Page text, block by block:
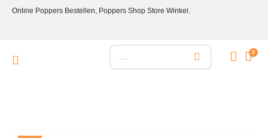
Online Poppers Bestellen, Poppers Shop Store Winkel.
0